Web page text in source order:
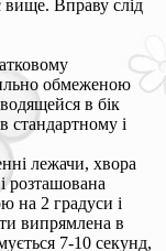
вище. Вправу слід
обмеженою
в бік
стандартному і
лежачи, хвора
розташована
на 2 градуси і
випрямлена в
7-10 секунд,